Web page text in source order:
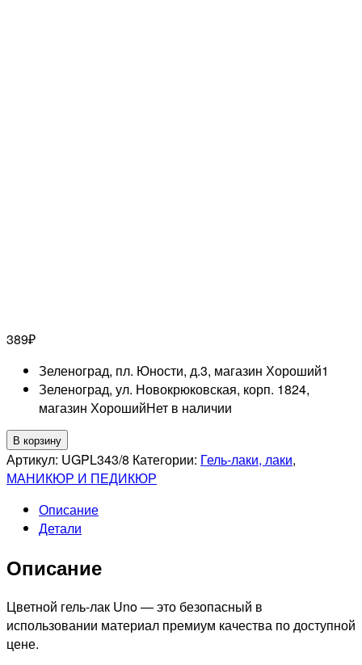
389₽
Зеленоград, пл. Юности, д.3, магазин Хороший1
Зеленоград, ул. Новокрюковская, корп. 1824,
магазин ХорошийНет в наличии
Количество
товара
UNO
Гель-
лак
-
8мл
В корзину
Артикул: UGPL343/8 Категории: Гель-лаки, лаки,
МАНИКЮР И ПЕДИКЮР
Описание
Детали
Описание
Цветной гель-лак Uno — это безопасный в
использовании материал премиум качества по доступной
цене.